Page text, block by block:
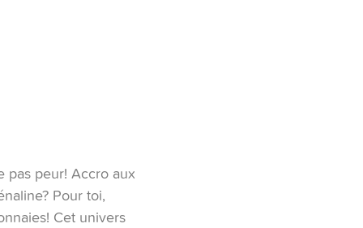
pas peur! Accro aux
Pour toi,
Cet univers